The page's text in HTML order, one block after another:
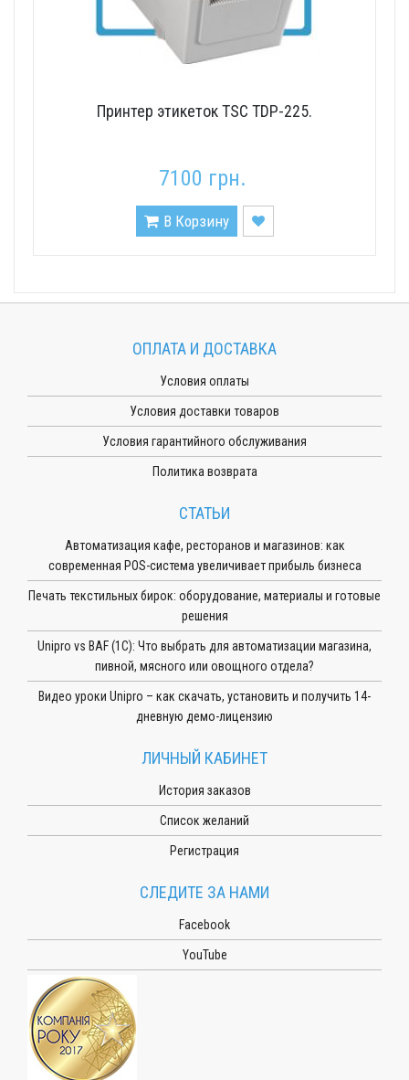
Принтер этикеток TSC TDP-225.
7100 грн.
В Корзину
ОПЛАТА И ДОСТАВКА
Условия оплаты
Условия доставки товаров
Условия гарантийного обслуживания
Политика возврата
СТАТЬИ
Автоматизация кафе, ресторанов и магазинов: как
современная POS-система увеличивает прибыль бизнеса
Печать текстильных бирок: оборудование, материалы и готовые
решения
Unipro vs BAF (1С): Что выбрать для автоматизации магазина,
пивной, мясного или овощного отдела?
Видео уроки Unipro – как скачать, установить и получить 14-
дневную демо-лицензию
ЛИЧНЫЙ КАБИНЕТ
История заказов
Список желаний
Регистрация
СЛЕДИТЕ ЗА НАМИ
Facebook
YouTube